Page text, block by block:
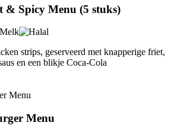
& Spicy Menu (5 stuks)
strips, geserveerd met knapperige friet,
en een blikje Coca-Cola
Menu